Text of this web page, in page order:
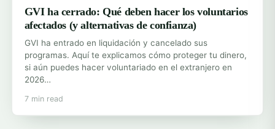
GVI ha cerrado: Qué deben hacer los voluntarios
afectados (y alternativas de confianza)
GVI ha entrado en liquidación y cancelado sus
programas. Aquí te explicamos cómo proteger tu dinero,
si aún puedes hacer voluntariado en el extranjero en
2026…
7 min read